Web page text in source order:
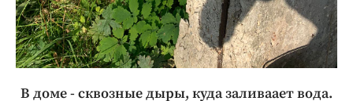
В доме - сквозные дыры, куда заливаает вода.